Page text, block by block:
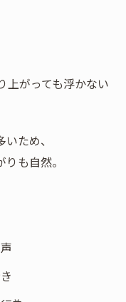
上がっても浮かない
ため、
も自然。